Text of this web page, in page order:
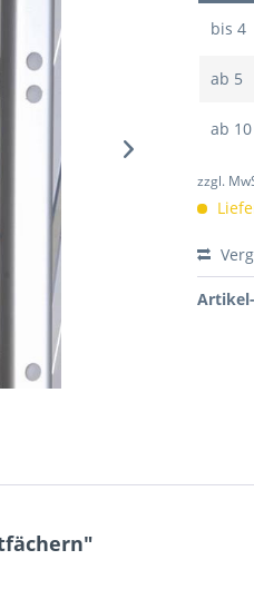
bis4
ab 5
ab 10
zzgl.